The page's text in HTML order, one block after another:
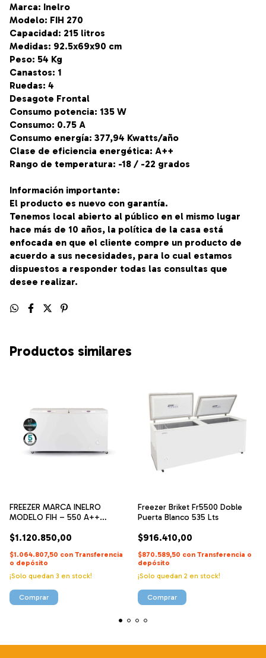
Marca: Inelro
Modelo: FIH 270
Capacidad: 215 litros
Medidas: 92.5x69x90 cm
Peso: 54 Kg
Canastos: 1
Ruedas: 4
Desagote Frontal
Consumo potencia: 135 W
Consumo: 0.75 A
Consumo energía: 377,94 Kwatts/año
Clase de eficiencia energética: A++
Rango de temperatura: -18 / -22 grados
Información importante:
El producto es nuevo con garantía.
Tenemos local abierto al público en el mismo lugar
hace más de 10 años, la política de la casa está
enfocada en que el cliente compre un producto de
acuerdo a sus necesidades, para lo cual estamos
dispuestos a responder todas las consultas que
desee realizar.
Productos similares
FREEZER MARCA INELRO
MODELO FIH – 550 A++
$1.120.850,00
$1.064.807,50 con Transferencia
o depósito
¡Solo quedan 3 en stock!
Freezer Briket Fr5500 Doble
Puerta Blanco 535 Lts
$916.410,00
$870.589,50 con Transferencia o
depósito
¡Solo quedan 2 en stock!